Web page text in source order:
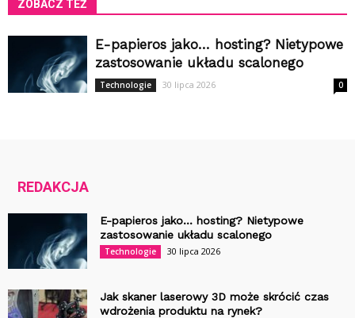
ZOBACZ TEŻ
E-papieros jako… hosting? Nietypowe
zastosowanie układu scalonego
Technologie 30 lipca 2026 0
REDAKCJA
E-papieros jako… hosting? Nietypowe
zastosowanie układu scalonego
Technologie 30 lipca 2026
Jak skaner laserowy 3D może skrócić czas
wdrożenia produktu na rynek?